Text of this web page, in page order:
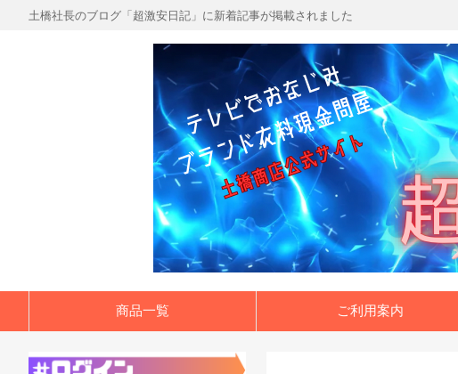
土橋社長のブログ「超激安日記」に新着記事が掲載されました
商品一覧 ご利用案内